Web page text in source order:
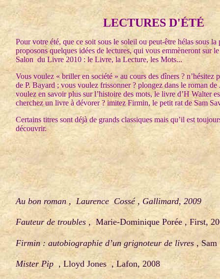
Au bon roman , Laurence Cossé , Gallimard, 2009
Fauteur de troubles , Marie-Dominique Porée , First,
Firmin : autobiographie d’un grignoteur de livres , Sam
Mister Pip , Lloyd Jones , Lafon, 2008
LECTURES D'ÉTÉ
Pour votre été, que ce soit sous le soleil ou peut-être hélas sous
proposons quelques idées de lectures, qui vous emmèneront sur
Salon du Livre 2010 : le Livre, la Lecture, les Mots...
Vous voulez « briller en société » au cours des dîners ? n’hésitez
de P. Bayard ; vous voulez frissonner ? plongez dans le roman de
voulez en savoir plus sur l’histoire des mots, le livre d’H Walter
cherchez un livre à dévorer ? imitez Firmin, le petit rat de Sam
Certains titres sont déjà de grands classiques mais qu’il est
découvrir.